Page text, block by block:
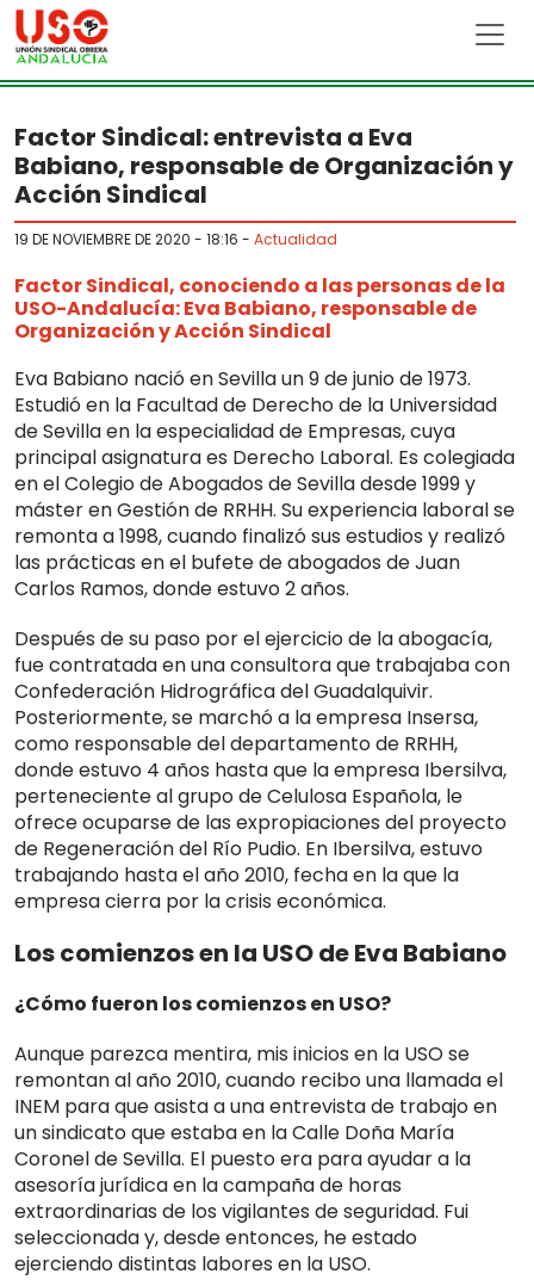
Skip to main content
Factor Sindical: entrevista a Eva
Babiano, responsable de Organización y
Acción Sindical
19 DE NOVIEMBRE DE 2020 - 18:16 - Actualidad
Factor Sindical, conociendo a las personas de la
USO-Andalucía: Eva Babiano, responsable de
Organización y Acción Sindical
Eva Babiano nació en Sevilla un 9 de junio de 1973.
Estudió en la Facultad de Derecho de la Universidad
de Sevilla en la especialidad de Empresas, cuya
principal asignatura es Derecho Laboral. Es colegiada
en el Colegio de Abogados de Sevilla desde 1999 y
máster en Gestión de RRHH. Su experiencia laboral se
remonta a 1998, cuando finalizó sus estudios y realizó
las prácticas en el bufete de abogados de Juan
Carlos Ramos, donde estuvo 2 años.
Después de su paso por el ejercicio de la abogacía,
fue contratada en una consultora que trabajaba con
Confederación Hidrográfica del Guadalquivir.
Posteriormente, se marchó a la empresa Insersa,
como responsable del departamento de RRHH,
donde estuvo 4 años hasta que la empresa Ibersilva,
perteneciente al grupo de Celulosa Española, le
ofrece ocuparse de las expropiaciones del proyecto
de Regeneración del Río Pudio. En Ibersilva, estuvo
trabajando hasta el año 2010, fecha en la que la
empresa cierra por la crisis económica.
Los comienzos en la USO de Eva Babiano
¿Cómo fueron los comienzos en USO?
Aunque parezca mentira, mis inicios en la USO se
remontan al año 2010, cuando recibo una llamada el
INEM para que asista a una entrevista de trabajo en
un sindicato que estaba en la Calle Doña María
Coronel de Sevilla. El puesto era para ayudar a la
asesoría jurídica en la campaña de horas
extraordinarias de los vigilantes de seguridad. Fui
seleccionada y, desde entonces, he estado
ejerciendo distintas labores en la USO.